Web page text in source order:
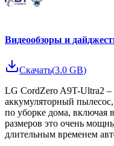
Видеообзоры и
Скачать(3.0 GB)
LG CordZero A9T-Ultra2
аккумуляторный
по уборке дома, включая
размеров это очень
длительным временем